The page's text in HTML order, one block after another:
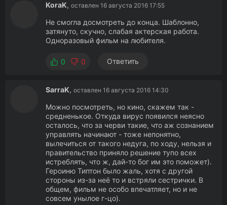
KoraK, оставлен 16 августа 2016 17:55
Не смогла досмотреть до конца. Шаблонно,
затянуто, скучно, слабая актерская работа.
Одноразовый фильм на любителя.
0 0 Ответить
SarraK, оставлен 16 августа 2016 14:30
Можно посмотреть, но кино, скажем так -
средненькое. Откуда вирус появился неясно
осталось, что за черви такие, что аж сознанием
управлять начинают - тоже непонятно,
вылечиться от такого недуга, по ходу, нельзя и
правительство приняло решение тупо всех
истреблять, что ж, дай-то бог им это поможет).
Героиню Типтон было жаль, хотя с другой
стороны из-за неё то и встряли сестрички. В
общем, фильм не особо впечатляет, но и не
совсем унылое г-цо).